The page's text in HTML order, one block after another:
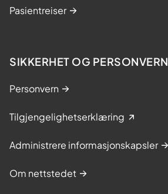
Pasientreiser
SIKKERHET OG PERSONVERN
Personvern
Tilgjengelighetserklæring
Administrere informasjonskapsler
Om nettstedet